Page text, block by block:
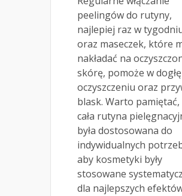
peelingów do rutyny,
najlepiej raz w
oraz maseczek, które
nakładać na
skórę, pomoże w
oczyszczeniu oraz
blask. Warto pamiętać,
cała rutyna
była dostosowana do
indywidualnych
aby kosmetyki były
stosowane
dla najlepszych